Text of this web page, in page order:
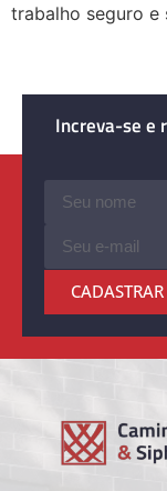
trabalho seguro e
Increva-se e
CADASTRAR